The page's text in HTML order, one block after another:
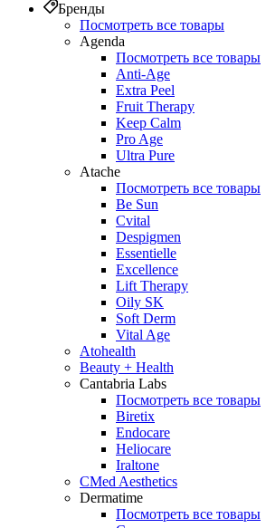
Бренды
Посмотреть все товары
Agenda
Посмотреть все товары
Anti‑Age
Extra Peel
Fruit Therapy
Keep Calm
Pro Age
Ultra Pure
Atache
Посмотреть все товары
Be Sun
Cvital
Despigmen
Essentielle
Excellence
Lift Therapy
Oily SK
Soft Derm
Vital Age
Atohealth
Beauty + Health
Cantabria Labs
Посмотреть все товары
Biretix
Endocare
Heliocare
Iraltone
CMed Aesthetics
Dermatime
Посмотреть все товары